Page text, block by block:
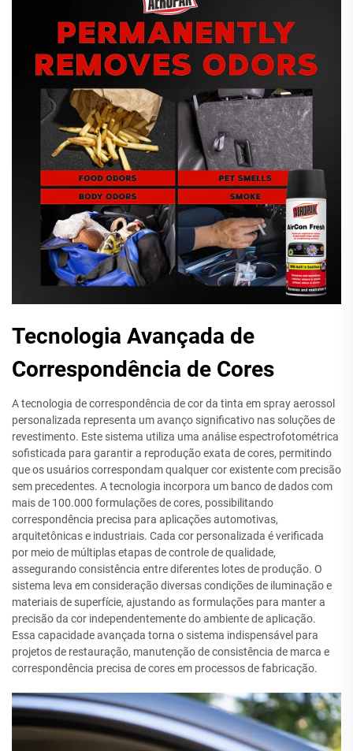
Tecnologia Avançada de
Correspondência de Cores
A tecnologia de correspondência de cor da tinta em spray aerossol
personalizada representa um avanço significativo nas soluções de
revestimento. Este sistema utiliza uma análise espectrofotométrica
sofisticada para garantir a reprodução exata de cores, permitindo
que os usuários correspondam qualquer cor existente com precisão
sem precedentes. A tecnologia incorpora um banco de dados com
mais de 100.000 formulações de cores, possibilitando
correspondência precisa para aplicações automotivas,
arquitetônicas e industriais. Cada cor personalizada é verificada
por meio de múltiplas etapas de controle de qualidade,
assegurando consistência entre diferentes lotes de produção. O
sistema leva em consideração diversas condições de iluminação e
materiais de superfície, ajustando as formulações para manter a
precisão da cor independentemente do ambiente de aplicação.
Essa capacidade avançada torna o sistema indispensável para
projetos de restauração, manutenção de consistência de marca e
correspondência precisa de cores em processos de fabricação.